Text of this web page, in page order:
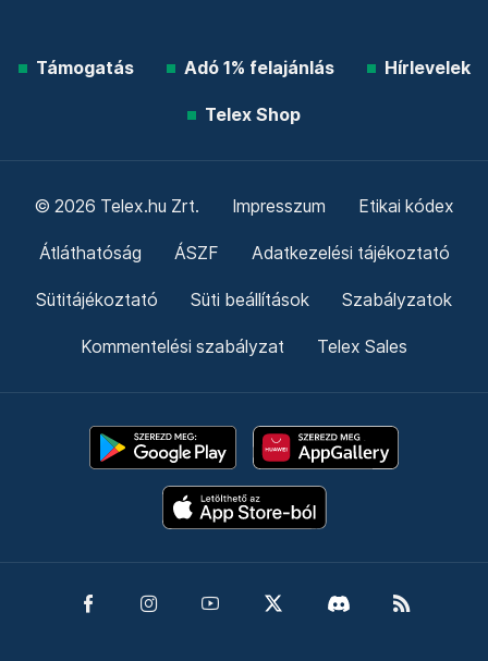
Támogatás Adó 1% felajánlás Hírlevelek
Telex Shop
© 2026 Telex.hu Zrt. Impresszum Etikai kódex
Átláthatóság ÁSZF Adatkezelési tájékoztató
Sütitájékoztató Süti beállítások Szabályzatok
Kommentelési szabályzat Telex Sales